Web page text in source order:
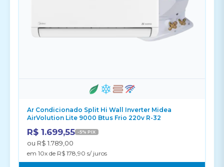
Ar Condicionado Split Hi Wall Inverter Midea
AirVolution Lite 9000 Btus Frio 220v R-32
R$ 1.699,55 -5% PIX
ou R$ 1.789,00
em 10x de R$ 178,90 s/ juros